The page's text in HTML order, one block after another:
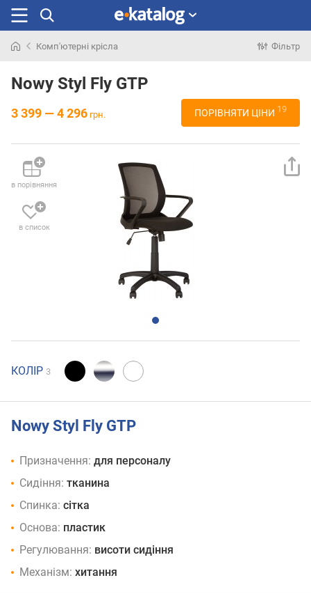
раніше
Комп'ютерні крісла Фільтр
Nowy Styl Fly GTP
3 399 — 4 296 грн. ПОРІВНЯТИ ЦІНИ 19
в порівняння
в список
КОЛІР 3
Nowy Styl Fly GTP
Призначення: для персоналу
Сидіння: тканина
Спинка: сітка
Основа: пластик
Регулювання: висоти сидіння
Механізм: хитання